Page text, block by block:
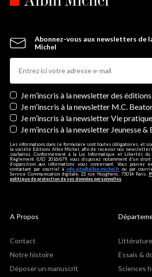
Abonnez-vous aux newsletters de
Michel
Newsletters
Je m’inscris à la newsletter des
Je m'inscris à la newsletter M.C.
Je m’inscris à la newsletter Vie pratique
Je m’inscris à la newsletter Jeunesse &
Les informations dans ce formulaire sont toutes obligatoires, et
la société Editions Albin Michel, afin de recevoir nos
souhaitez. Conformément à la Loi Informatique et Libertés
Règlement (UE) 2016/679, vous disposez notamment d'un
d’opposition aux informations vous concernant. Vous pouvez
contactant par courriel à info-site@albin-michel.fr ou par
Service Communication digitale, 22 rue Huyghens, 75014 Paris.
politique de protection de vos données personnelles
A Propos
Contact
Notre histoire
Déposer un manuscrit
Littérature
Essais &
Sciences